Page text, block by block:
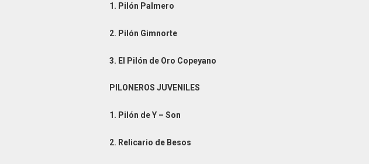
1. Pilón Palmero
2. Pilón Gimnorte
3. El Pilón de Oro Copeyano
PILONEROS JUVENILES
1. Pilón de Y – Son
2. Relicario de Besos